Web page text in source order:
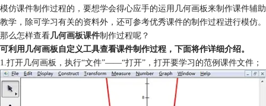
模仿课件制作过程的，要想学会得心应手的运用几何画板来制作课件辅助
教学，除可学习有关的资料外，还可参考优秀课件的制作过程进行模仿。
那么怎样查看几何画板课件制作过程呢？
可利用几何画板自定义工具查看课件制作过程，下面将作详细介绍。
1.打开几何画板，执行“文件”——“打开”，打开要学习的范例课件文件；